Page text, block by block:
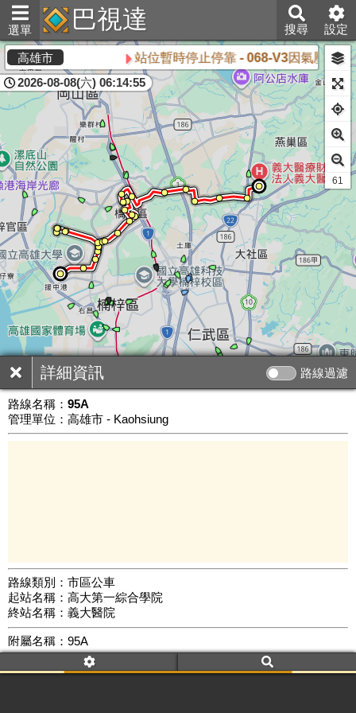
選單 巴視達 搜尋 設定
詳細資訊 路線過濾
路線名稱： 95A
管理單位：高雄市 - Kaohsiung
路線類別：市區公車
起站名稱：高大第一綜合學院
終站名稱：義大醫院
附屬名稱：95A
車頭描述：高大第一綜合學院
義大醫院
高雄市 站位暫時停止停靠 - 068-V3因氣壓不足
2026-08-08(六) 06:14:55
公車數量: 累計2924、上線2511
61
Leaflet |©Google Map